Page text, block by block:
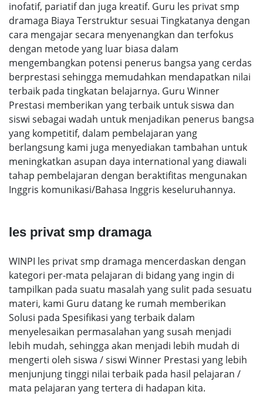
inofatif, pariatif dan juga kreatif. Guru les privat smp
dramaga Biaya Terstruktur sesuai Tingkatanya dengan
cara mengajar secara menyenangkan dan terfokus
dengan metode yang luar biasa dalam
mengembangkan potensi penerus bangsa yang cerdas
berprestasi sehingga memudahkan mendapatkan nilai
terbaik pada tingkatan belajarnya. Guru Winner
Prestasi memberikan yang terbaik untuk siswa dan
siswi sebagai wadah untuk menjadikan penerus bangsa
yang kompetitif, dalam pembelajaran yang
berlangsung kami juga menyediakan tambahan untuk
meningkatkan asupan daya international yang diawali
tahap pembelajaran dengan beraktifitas mengunakan
Inggris komunikasi/Bahasa Inggris keseluruhannya.
les privat smp dramaga
WINPI les privat smp dramaga mencerdaskan dengan
kategori per-mata pelajaran di bidang yang ingin di
tampilkan pada suatu masalah yang sulit pada sesuatu
materi, kami Guru datang ke rumah memberikan
Solusi pada Spesifikasi yang terbaik dalam
menyelesaikan permasalahan yang susah menjadi
lebih mudah, sehingga akan menjadi lebih mudah di
mengerti oleh siswa / siswi Winner Prestasi yang lebih
menjunjung tinggi nilai terbaik pada hasil pelajaran /
mata pelajaran yang tertera di hadapan kita.